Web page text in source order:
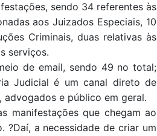
sendo 34 referentes às
aos Juizados Especiais, 10
Criminais, duas relativas às
serviços.
de email, sendo 49 no total;
Judicial é um canal direto de
advogados e público em geral.
manifestações que chegam ao
?Daí, a necessidade de criar um